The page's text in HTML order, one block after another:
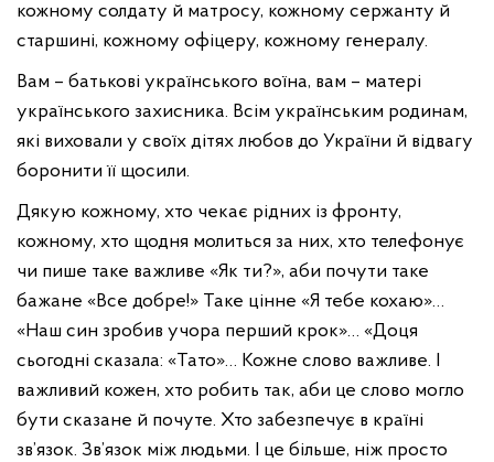
кожному солдату й матросу, кожному сержанту й
старшині, кожному офіцеру, кожному генералу.
Вам – батькові українського воїна, вам – матері
українського захисника. Всім українським родинам,
які виховали у своїх дітях любов до України й відвагу
боронити її щосили.
Дякую кожному, хто чекає рідних із фронту,
кожному, хто щодня молиться за них, хто телефонує
чи пише таке важливе «Як ти?», аби почути таке
бажане «Все добре!» Таке цінне «Я тебе кохаю»…
«Наш син зробив учора перший крок»… «Доця
сьогодні сказала: «Тато»… Кожне слово важливе. І
важливий кожен, хто робить так, аби це слово могло
бути сказане й почуте. Хто забезпечує в країні
зв’язок. Зв’язок між людьми. І це більше, ніж просто